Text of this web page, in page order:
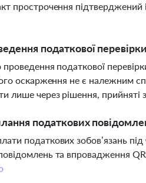
прострочення підтверджений
податкової
податкової
оскарження не є належним
лише через рішення, прийняті
податкових
податкових зобов’язань під
та впровадження